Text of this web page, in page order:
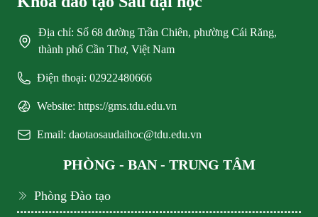
Địa chỉ: Số 68 đường Trần Chiên, phường Cái Răng,
thành phố Cần Thơ, Việt Nam
Điện thoại: 02922480666
Website: https://gms.tdu.edu.vn
Email: daotaosaudaihoc@tdu.edu.vn
PHÒNG - BAN - TRUNG TÂM
Phòng Đào tạo